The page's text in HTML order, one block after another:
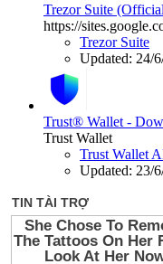
Trezor Suite
https://
Trezor Suite
Updated: 24/
Trust® Wallet -
Trust Wallet
Trust Wallet
Updated: 23/